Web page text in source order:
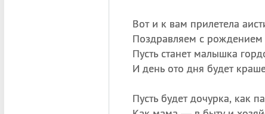
Вот и к вам прилетела
Поздравляем с рождением
Пусть станет малышка
И день ото дня будет
Пусть будет дочурка, как